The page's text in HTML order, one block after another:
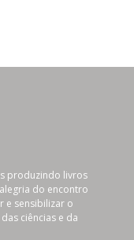
produzindo livros
do encontro
e sensibilizar o
ciências e da